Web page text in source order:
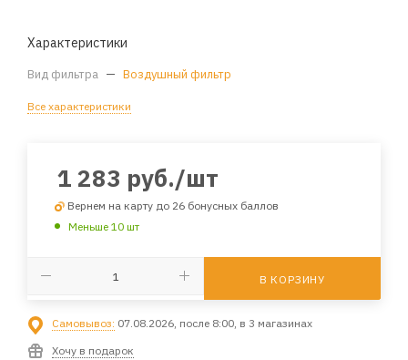
Характеристики
Вид фильтра — Воздушный фильтр
Все характеристики
1 283 руб./шт
Вернем на карту до 26 бонусных баллов
Меньше 10 шт
В КОРЗИНУ
Самовывоз: 07.08.2026, после 8:00, в 3 магазинах
Хочу в подарок